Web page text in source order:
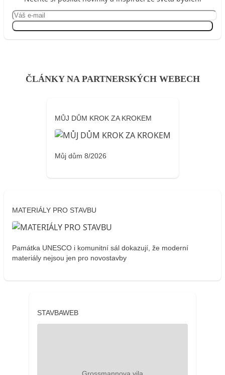
ČLÁNKY NA PARTNERSKÝCH WEBECH
MŮJ DŮM KROK ZA KROKEM
Můj dům 8/2026
MATERIÁLY PRO STAVBU
Památka UNESCO i komunitní sál dokazují, že moderní
materiály nejsou jen pro novostavby
STAVBAWEB